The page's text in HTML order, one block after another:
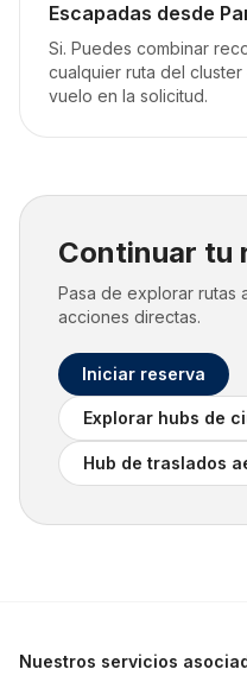
Escapadas desde
Si. Puedes combinar
cualquier ruta del
vuelo en la solicitud.
Continuar tu
Pasa de explorar rutas
acciones directas.
Iniciar reserva
Explorar hubs de
Hub de traslados
Nuestros servicios